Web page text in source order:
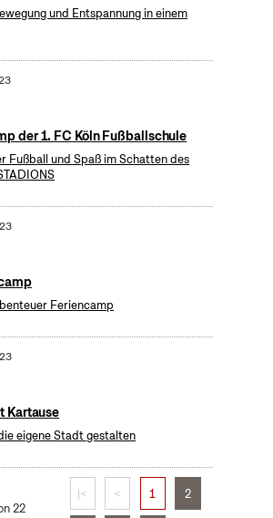
und Entspannung in einem
der 1. FC Köln Fußballschule
Fußball und Spaß im Schatten des
Feriencamp
Kartause
eigene Stadt gestalten
22
|< < 1 2